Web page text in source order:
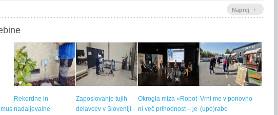
Naprej ›
Rekordne in
nadaljevalne
Zaposlovanje tujih
delavcev v Sloveniji
Okrogla miza »Robot
ni več prihodnost – je
Vrni me v ponovno
(upo)rabo